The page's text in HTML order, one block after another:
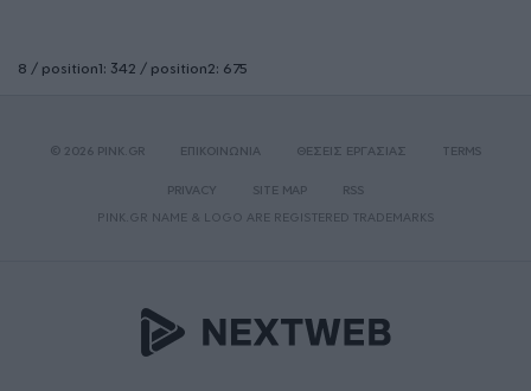
8 / position1: 342 / position2: 675
© 2026 PINK.GR ΕΠΙΚΟΙΝΩΝΙΑ ΘΕΣΕΙΣ ΕΡΓΑΣΙΑΣ TERMS
PRIVACY SITE MAP
RSS
PINK.GR NAME & LOGO ARE REGISTERED TRADEMARKS